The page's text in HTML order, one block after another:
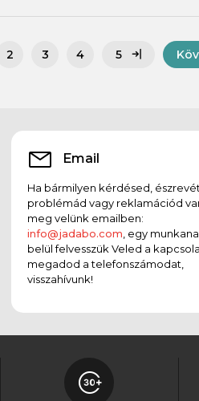
2 3 4 5
Email
Ha bármilyen kérdésed,
problémád vagy reklamációd
meg velünk emailben:
info@jadabo.com , egy
belül felvesszük Veled a
megadod a telefonszámodat,
visszahívunk!